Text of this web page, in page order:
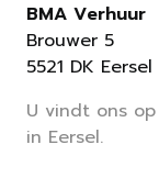
BMA Verhuur
Brouwer 5
5521 DK Eersel
U vindt ons
in Eersel.